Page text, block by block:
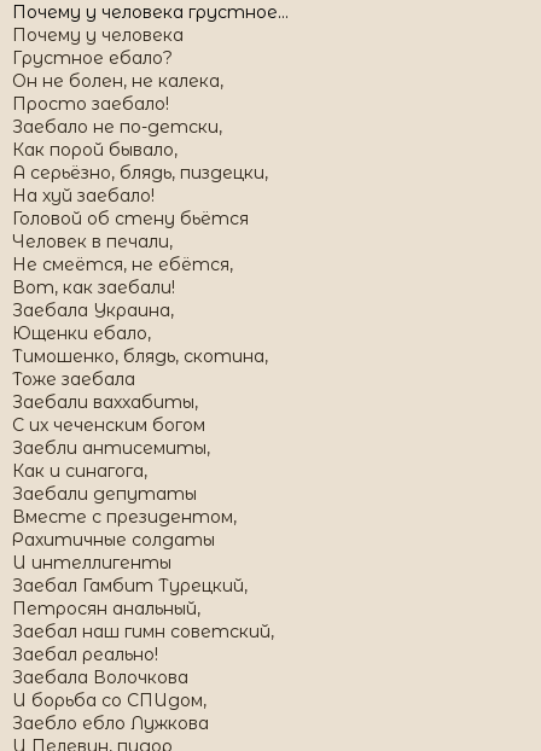
Почему у человека грустное...
Почему у человека
Грустное ебало?
Он не болен, не калека,
Просто заебало!
Заебало не по-детски,
Как порой бывало,
А серьёзно, блядь, пиздецки,
На хуй заебало!
Головой об стену бьётся
Человек в печали,
Не смеётся, не ебётся,
Вот, как заебали!
Заебала Украина,
Ющенки ебало,
Тимошенко, блядь, скотина,
Тоже заебала
Заебали ваххабиты,
С их чеченским богом
Заебли антисемиты,
Как и синагога,
Заебали депутаты
Вместе с президентом,
Рахитичные солдаты
И интеллигенты
Заебал Гамбит Турецкий,
Петросян анальный,
Заебал наш гимн советский,
Заебал реально!
Заебала Волочкова
И борьба со СПИдом,
Заебло ебло Лужкова
И Пелевин, пидор